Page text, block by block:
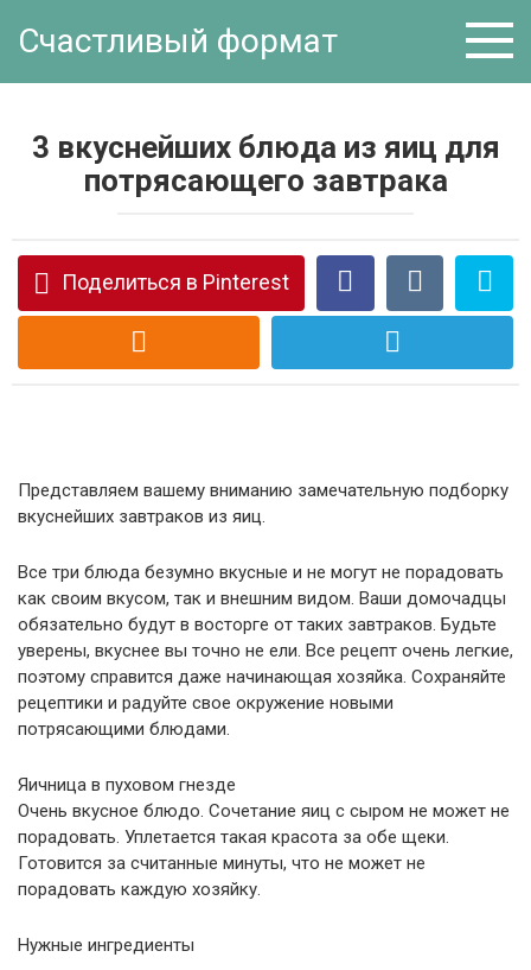
Счастливый формат
3 вкуснейших блюда из яиц для
потрясающего завтрака
Поделиться в Pinterest
Представляем вашему вниманию замечательную подборку
вкуснейших завтраков из яиц.
Все три блюда безумно вкусные и не могут не порадовать
как своим вкусом, так и внешним видом. Ваши домочадцы
обязательно будут в восторге от таких завтраков. Будьте
уверены, вкуснее вы точно не ели. Все рецепт очень легкие,
поэтому справится даже начинающая хозяйка. Сохраняйте
рецептики и радуйте свое окружение новыми
потрясающими блюдами.
Яичница в пуховом гнезде
Очень вкусное блюдо. Сочетание яиц с сыром не может не
порадовать. Уплетается такая красота за обе щеки.
Готовится за считанные минуты, что не может не
порадовать каждую хозяйку.
Нужные ингредиенты